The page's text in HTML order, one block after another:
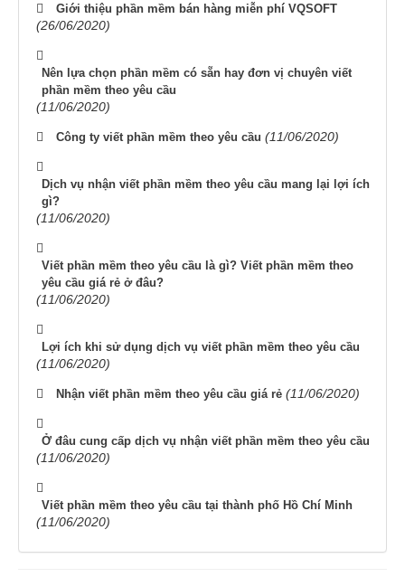
Giới thiệu phần mềm bán hàng miễn phí VQSOFT
(26/06/2020)
Nên lựa chọn phần mềm có sẵn hay đơn vị chuyên viết
phần mềm theo yêu cầu
(11/06/2020)
Công ty viết phần mềm theo yêu cầu (11/06/2020)
Dịch vụ nhận viết phần mềm theo yêu cầu mang lại lợi ích
gì?
(11/06/2020)
Viết phần mềm theo yêu cầu là gì? Viết phần mềm theo
yêu cầu giá rẻ ở đâu?
(11/06/2020)
Lợi ích khi sử dụng dịch vụ viết phần mềm theo yêu cầu
(11/06/2020)
Nhận viết phần mềm theo yêu cầu giá rẻ (11/06/2020)
Ở đâu cung cấp dịch vụ nhận viết phần mềm theo yêu cầu
(11/06/2020)
Viết phần mềm theo yêu cầu tại thành phố Hồ Chí Minh
(11/06/2020)